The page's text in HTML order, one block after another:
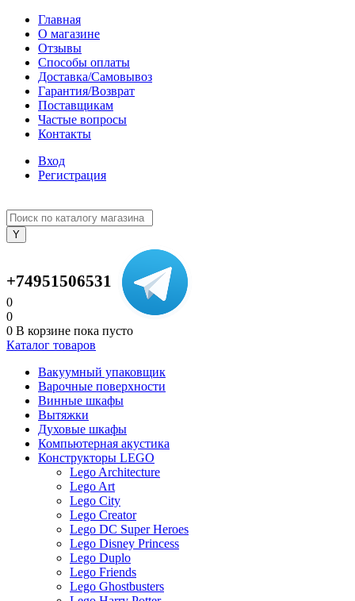
Главная
О магазине
Отзывы
Способы оплаты
Доставка/Самовывоз
Гарантия/Возврат
Поставщикам
Частые вопросы
Контакты
Вход
Регистрация
+74951506531
0
0
0 В корзине пока пусто
Каталог товаров
Вакуумный упаковщик
Варочные поверхности
Винные шкафы
Вытяжки
Духовые шкафы
Компьютерная акустика
Конструкторы LEGO
Lego Architecture
Lego Art
Lego City
Lego Creator
Lego DC Super Heroes
Lego Disney Princess
Lego Duplo
Lego Friends
Lego Ghostbusters